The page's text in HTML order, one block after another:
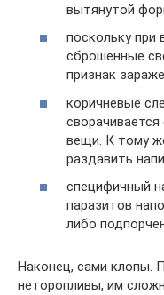
вытянутой
поскольку при
сброшенные
признак
коричневые
сворачивается
вещи. К тому
раздавить
специфичный
паразитов
либо
Наконец, сами клопы.
неторопливы, им